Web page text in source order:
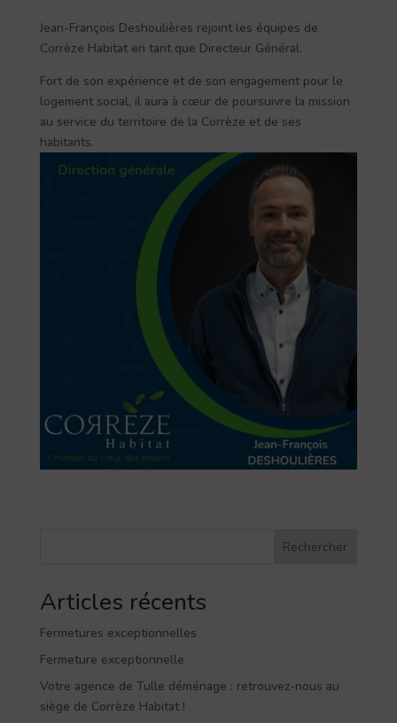
Jean-François Deshoulières rejoint les équipes de
Corrèze Habitat en tant que Directeur Général.
Fort de son expérience et de son engagement pour le
logement social, il aura à cœur de poursuivre la mission
au service du territoire de la Corrèze et de ses
habitants.
Rechercher
Articles récents
Fermetures exceptionnelles
Fermeture exceptionnelle
Votre agence de Tulle déménage : retrouvez-nous au
siège de Corrèze Habitat !